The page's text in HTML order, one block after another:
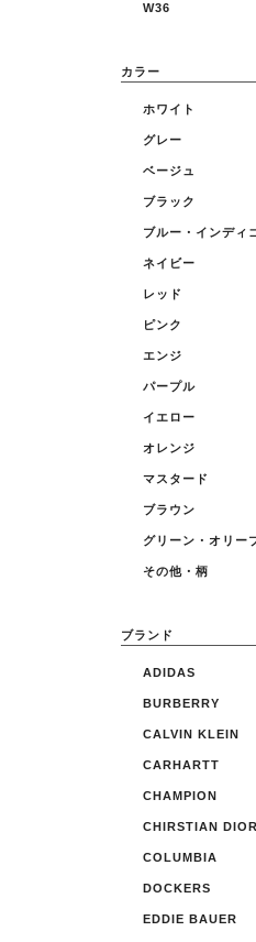
W36
カラー
ホワイト
グレー
ベージュ
ブラック
ブルー・インディ
ネイビー
レッド
ピンク
エンジ
パープル
イエロー
オレンジ
マスタード
ブラウン
グリーン・オリー
その他・柄
ブランド
ADIDAS
BURBERRY
CALVIN KLEIN
CARHARTT
CHAMPION
CHIRSTIAN DIOR
COLUMBIA
DOCKERS
EDDIE BAUER